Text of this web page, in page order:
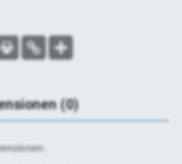
(0)